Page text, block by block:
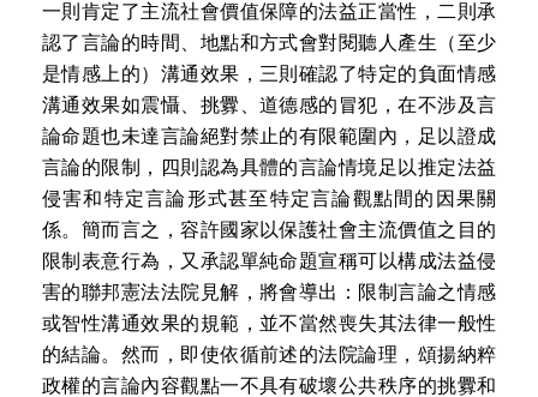
一則肯定了主流社會價值保障的法益正當性，二則承
認了言論的時間、地點和方式會對閱聽人產生（至少
是情感上的）溝通效果，三則確認了特定的負面情感
溝通效果如震懾、挑釁、道德感的冒犯，在不涉及言
論命題也未達言論絕對禁止的有限範圍內，足以證成
言論的限制，四則認為具體的言論情境足以推定法益
侵害和特定言論形式甚至特定言論觀點間的因果關
係。簡而言之，容許國家以保護社會主流價值之目的
限制表意行為，又承認單純命題宣稱可以構成法益侵
害的聯邦憲法法院見解，將會導出：限制言論之情感
或智性溝通效果的規範，並不當然喪失其法律一般性
的結論。然而，即使依循前述的法院論理，頌揚納粹
政權的言論內容觀點一不具有破壞公共秩序的挑釁和